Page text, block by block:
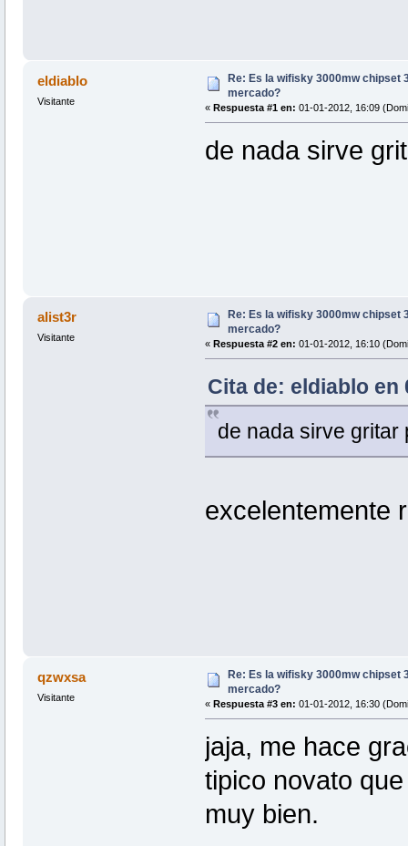
eldiablo
Visitante
Re: Es la wifisky 3000mw chipset
mercado?
« Respuesta #1 en: 01-01-2012, 16:09
de nada sirve
alist3r
Visitante
Re: Es la wifisky 3000mw chipset
mercado?
« Respuesta #2 en: 01-01-2012, 16:10
Cita de: eldiablo en
de nada sirve gritar
excelentemente
qzwxsa
Visitante
Re: Es la wifisky 3000mw chipset
mercado?
« Respuesta #3 en: 01-01-2012, 16:30
jaja, me hace
tipico novato
muy bien.